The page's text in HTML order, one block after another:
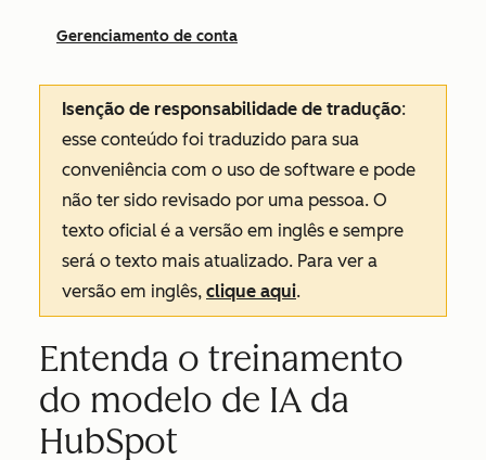
Gerenciamento de conta
Isenção de responsabilidade de tradução:
esse conteúdo foi traduzido para sua
conveniência com o uso de software e pode
não ter sido revisado por uma pessoa. O
texto oficial é a versão em inglês e sempre
será o texto mais atualizado. Para ver a
versão em inglês, clique aqui.
Entenda o treinamento
do modelo de IA da
HubSpot